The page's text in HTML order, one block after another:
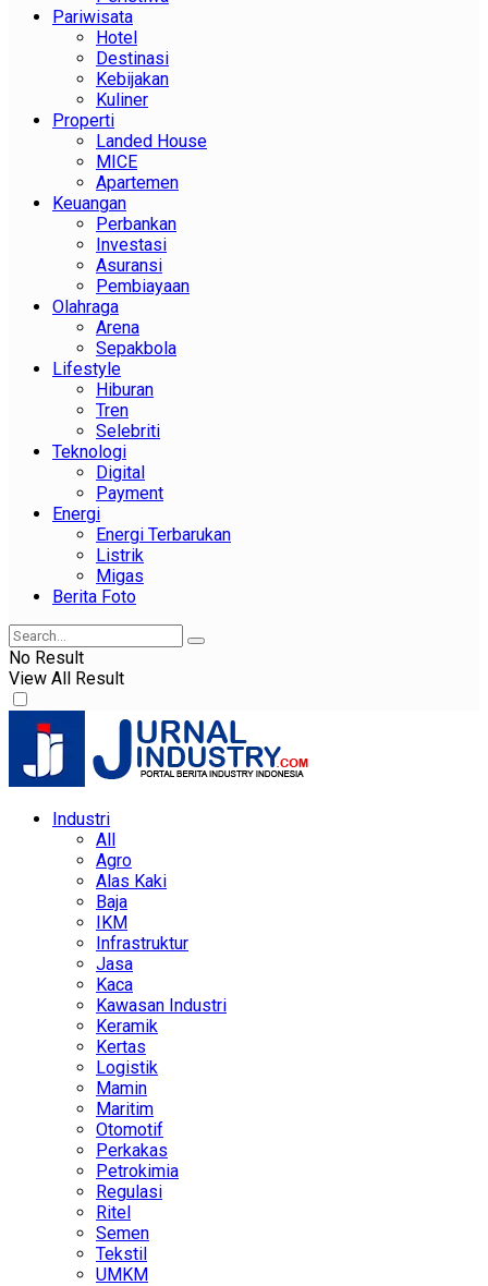
Pariwisata
Hotel
Destinasi
Kebijakan
Kuliner
Properti
Landed House
MICE
Apartemen
Keuangan
Perbankan
Investasi
Asuransi
Pembiayaan
Olahraga
Arena
Sepakbola
Lifestyle
Hiburan
Tren
Selebriti
Teknologi
Digital
Payment
Energi
Energi Terbarukan
Listrik
Migas
Berita Foto
No Result
View All Result
Industri
All
Agro
Alas Kaki
Baja
IKM
Infrastruktur
Jasa
Kaca
Kawasan Industri
Keramik
Kertas
Logistik
Mamin
Maritim
Otomotif
Perkakas
Petrokimia
Regulasi
Ritel
Semen
Tekstil
UMKM